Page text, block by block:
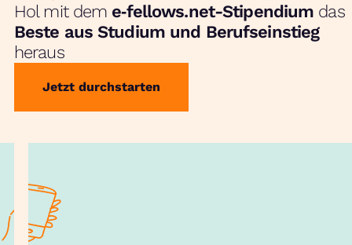
Hol mit dem e‑fellows.net-Stipendium das
Beste aus Studium und Berufseinstieg
heraus
Jetzt durchstarten